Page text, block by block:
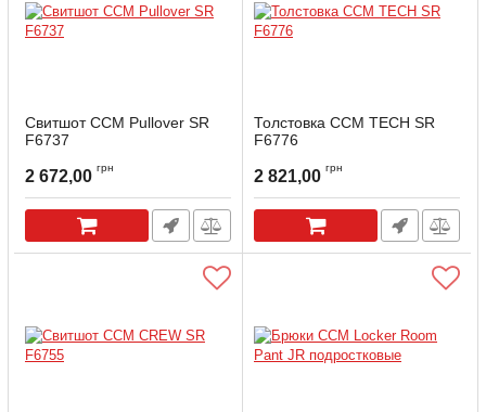
Свитшот ССМ Pullover SR
F6737
2 672,00 грн
Толстовка ССМ TECH SR
F6776
2 821,00 грн